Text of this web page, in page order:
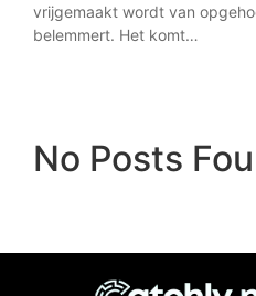
vrijgemaakt wordt van
belemmert. Het komt…
No Posts